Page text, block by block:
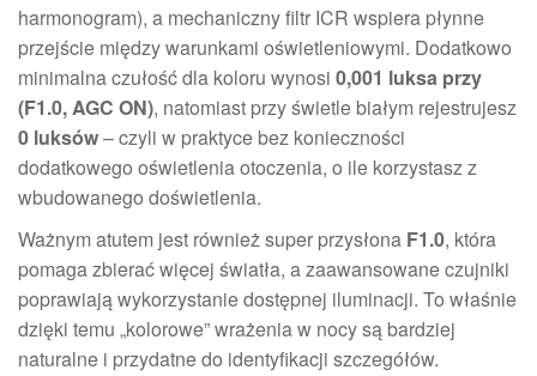
harmonogram), a mechaniczny filtr ICR wspiera płynne
przejście między warunkami oświetleniowymi. Dodatkowo
minimalna czułość dla koloru wynosi 0,001 luksa przy
(F1.0, AGC ON), natomiast przy świetle białym rejestrujesz
0 luksów– czyli w praktyce bez konieczności
dodatkowego oświetlenia otoczenia, o ile korzystasz z
wbudowanego doświetlenia.
Ważnym atutem jest również super przysłona F1.0, która
pomaga zbierać więcej światła, a zaawansowane czujniki
poprawiają wykorzystanie dostępnej iluminacji. To właśnie
dzięki temu „kolorowe” wrażenia w nocy są bardziej
naturalne i przydatne do identyfikacji szczegółów.